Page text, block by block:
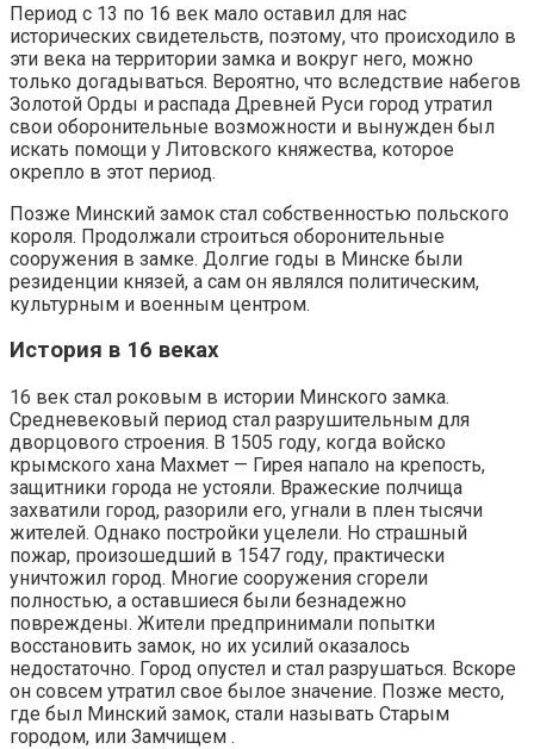
Период с 13 по 16 век мало оставил для нас
исторических свидетельств, поэтому, что происходило в
эти века на территории замка и вокруг него, можно
только догадываться. Вероятно, что вследствие набегов
Золотой Орды и распада Древней Руси город утратил
свои оборонительные возможности и вынужден был
искать помощи у Литовского княжества, которое
окрепло в этот период.
Позже Минский замок стал собственностью польского
короля. Продолжали строиться оборонительные
сооружения в замке. Долгие годы в Минске были
резиденции князей, а сам он являлся политическим,
культурным и военным центром.
История в 16 веках
16 век стал роковым в истории Минского замка.
Средневековый период стал разрушительным для
дворцового строения. В 1505 году, когда войско
крымского хана Махмет — Гирея напало на крепость,
защитники города не устояли. Вражеские полчища
захватили город, разорили его, угнали в плен тысячи
жителей. Однако постройки уцелели. Но страшный
пожар, произошедший в 1547 году, практически
уничтожил город. Многие сооружения сгорели
полностью, а оставшиеся были безнадежно
повреждены. Жители предпринимали попытки
восстановить замок, но их усилий оказалось
недостаточно. Город опустел и стал разрушаться. Вскоре
он совсем утратил свое былое значение. Позже место,
где был Минский замок, стали называть Старым
городом, или Замчищем .